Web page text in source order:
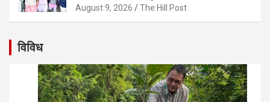
August 9, 2026 The Hill Post
विविध